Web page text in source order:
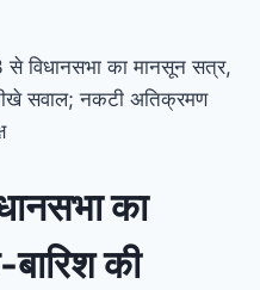
से विधानसभा का मानसून सत्र,
सवाल; नकटी अतिक्रमण
का
की